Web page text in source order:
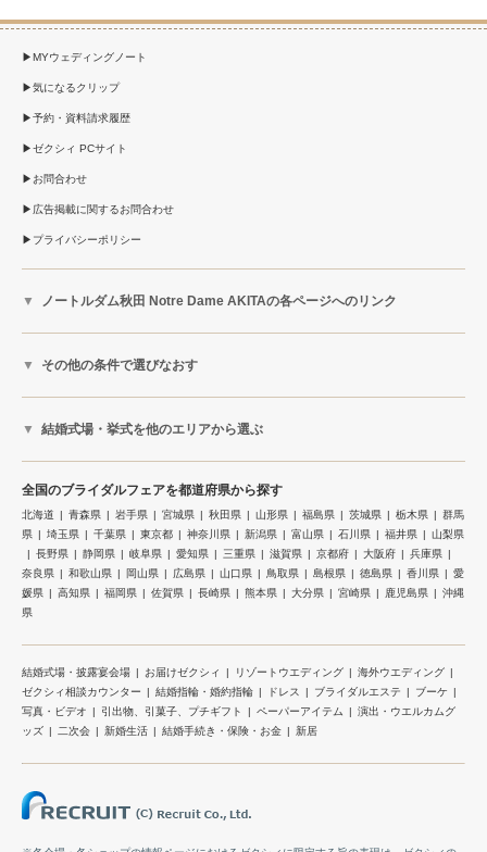
MYウェディングノート
気になるクリップ
予約・資料請求履歴
ゼクシィ PCサイト
お問合わせ
広告掲載に関するお問合わせ
プライバシーポリシー
ノートルダム秋田 Notre Dame AKITAの各ページへのリンク
その他の条件で選びなおす
結婚式場・挙式を他のエリアから選ぶ
全国のブライダルフェアを都道府県から探す
北海道 青森県 岩手県 宮城県 秋田県 山形県 福島県 茨城県 栃木県
群馬
県
埼玉県 千葉県 東京都 神奈川県 新潟県 富山県 石川県 福井県
山梨県
長野県
静岡県 岐阜県 愛知県 三重県 滋賀県 京都府 大阪府
兵庫県
奈良県
和歌山県 岡山県 広島県 山口県 鳥取県 島根県 徳島県 香川県
愛
媛県
高知県 福岡県 佐賀県 長崎県 熊本県 大分県 宮崎県 鹿児島県
沖縄
県
結婚式場・披露宴会場 お届けゼクシィ リゾートウエディング
海外ウエディング
ゼクシィ相談カウンター
結婚指輪・婚約指輪 ドレス ブライダルエステ
ブーケ
写真・ビデオ
引出物、引菓子、プチギフト ペーパーアイテム
演出・ウエルカムグ
ッズ
二次会 新婚生活 結婚手続き・保険・お金 新居